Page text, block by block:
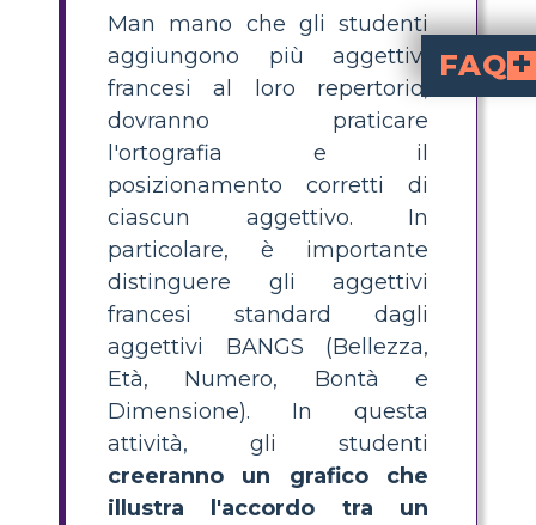
Man mano che gli studenti
aggiungono più aggettivi
francesi al loro repertorio,
dovranno praticare
l'ortografia e il
posizionamento corretti di
ciascun aggettivo. In
particolare, è importante
distinguere gli aggettivi
francesi standard dagli
aggettivi BANGS (Bellezza,
Età, Numero, Bontà e
Dimensione). In questa
attività, gli studenti
creeranno un grafico che
illustra l'accordo tra un
FAQ